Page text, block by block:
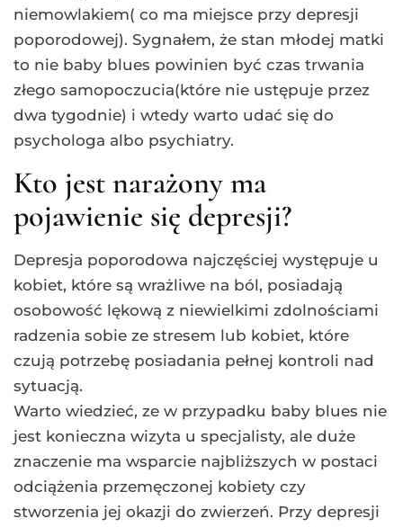
niemowlakiem( co ma miejsce przy depresji
poporodowej). Sygnałem, że stan młodej matki
to nie baby blues powinien być czas trwania
złego samopoczucia(które nie ustępuje przez
dwa tygodnie) i wtedy warto udać się do
psychologa albo psychiatry.
Kto jest narażony ma
pojawienie się depresji?
Depresja poporodowa najczęściej występuje u
kobiet, które są wrażliwe na ból, posiadają
osobowość lękową z niewielkimi zdolnościami
radzenia sobie ze stresem lub kobiet, które
czują potrzebę posiadania pełnej kontroli nad
sytuacją.
Warto wiedzieć, ze w przypadku baby blues nie
jest konieczna wizyta u specjalisty, ale duże
znaczenie ma wsparcie najbliższych w postaci
odciążenia przemęczonej kobiety czy
stworzenia jej okazji do zwierzeń. Przy depresji